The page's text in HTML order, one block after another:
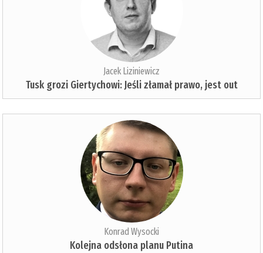
Jacek Liziniewicz
Tusk grozi Giertychowi: Jeśli złamał prawo, jest out
Konrad Wysocki
Kolejna odsłona planu Putina